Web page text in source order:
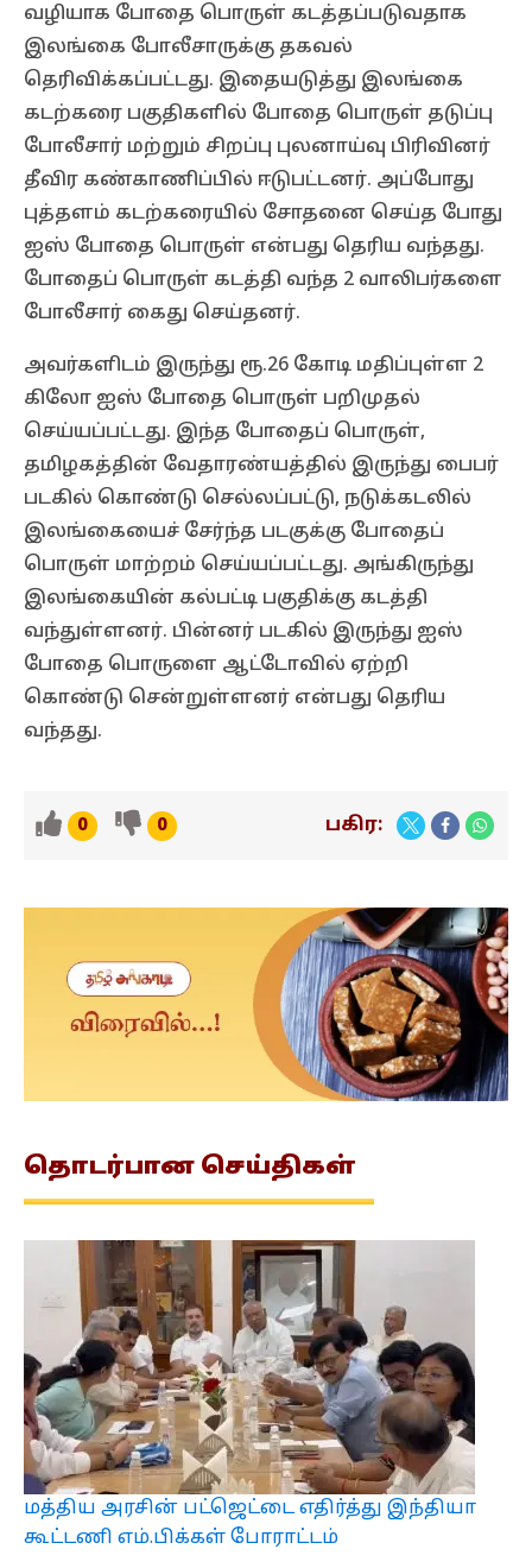
வழியாக போதை பொருள் கடத்தப்படுவதாக
இலங்கை போலீசாருக்கு தகவல்
தெரிவிக்கப்பட்டது. இதையடுத்து இலங்கை
கடற்கரை பகுதிகளில் போதை பொருள் தடுப்பு
போலீசார் மற்றும் சிறப்பு புலனாய்வு பிரிவினர்
தீவிர கண்காணிப்பில் ஈடுபட்டனர். அப்போது
புத்தளம் கடற்கரையில் சோதனை செய்த போது
ஐஸ் போதை பொருள் என்பது தெரிய வந்தது.
போதைப் பொருள் கடத்தி வந்த 2 வாலிபர்களை
போலீசார் கைது செய்தனர்.
அவர்களிடம் இருந்து ரூ.26 கோடி மதிப்புள்ள 2
கிலோ ஐஸ் போதை பொருள் பறிமுதல்
செய்யப்பட்டது. இந்த போதைப் பொருள்,
தமிழகத்தின் வேதாரண்யத்தில் இருந்து பைபர்
படகில் கொண்டு செல்லப்பட்டு, நடுக்கடலில்
இலங்கையைச் சேர்ந்த படகுக்கு போதைப்
பொருள் மாற்றம் செய்யப்பட்டது. அங்கிருந்து
இலங்கையின் கல்பட்டி பகுதிக்கு கடத்தி
வந்துள்ளனர். பின்னர் படகில் இருந்து ஐஸ்
போதை பொருளை ஆட்டோவில் ஏற்றி
கொண்டு சென்றுள்ளனர் என்பது தெரிய
வந்தது.
0 0 பகிர:
தொடர்பான செய்திகள்
மத்திய அரசின் பட்ஜெட்டை எதிர்த்து இந்தியா
கூட்டணி எம்.பிக்கள் போராட்டம்